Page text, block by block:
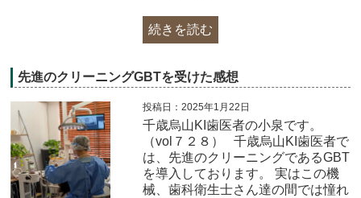
続きを読む
先進のクリーニングGBTを受けた感想
投稿日：2025年1月22日
千歳烏山KI歯医者の小泉です。
（vol７２８） 千歳烏山KI歯医者で
は、先進のクリーニングであるGBT
を導入しております。 実はこの機
械、歯科衛生士さん達の間では憧れ